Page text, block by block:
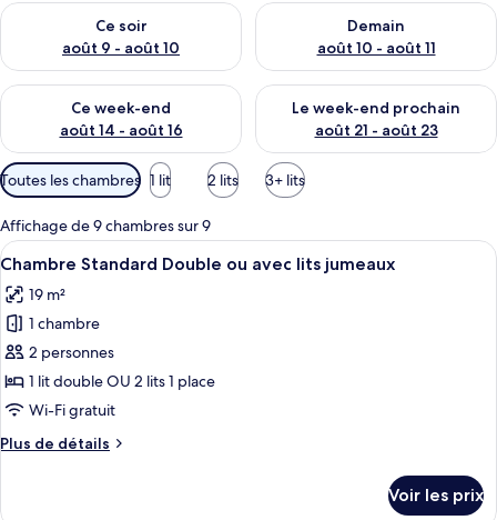
Ce soir
août 9 - août 10
Vérifier la disponibilité pour ce soir août 9 - août 10
Demain
août 10 - août 11
Vérifier la disponibilité pour
Ce week-end
août 14 - août 16
Vérifier la disponibilité pour ce week-end août 14 - août 16
Le week-end prochain
août 21 - août 23
Vérifier la disponibilité pour
Filtres
disponibles
pour
les
chambres
Toutes les chambres 1 lit 2 lits 3+ lits
Affichage de 9 chambres sur 9
Afficher
toutes
les
photos
pour
ce
type
chambre :
Une chambre d’hôtel avec un
6
Chambre Standard Double ou avec lits jumeaux
19 m²
1 chambre
2 personnes
1 lit double OU 2 lits 1 place
Wi-Fi gratuit
Plus de détails
Plus
Voir les prix